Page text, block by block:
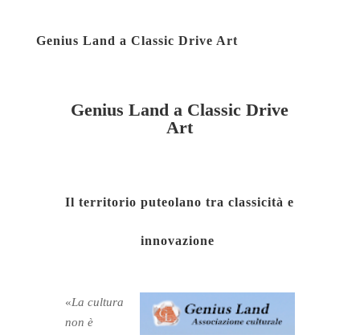
ok
es A
Genius Land a Classic Drive Art
Genius Land a Classic Drive
Art
Il territorio puteolano tra classicità e
innovazione
«La cultura
non è